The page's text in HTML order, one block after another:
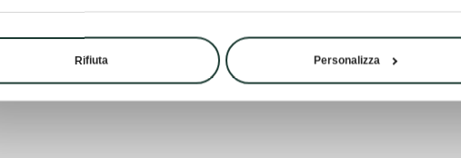
Rifiuta Personalizza